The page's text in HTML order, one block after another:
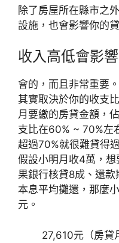
除了房屋所在縣市之
設施，也會影響你的
收入高低會影
會的，而且非常重要
其實取決於你的收支
月要繳的房貸金額，
支比在60% ~ 70%左
超過70%就很難貸得
假設小明月收4萬，
果銀行核貸8成、還
本息平均攤還，那麼
元。
27,610元（房